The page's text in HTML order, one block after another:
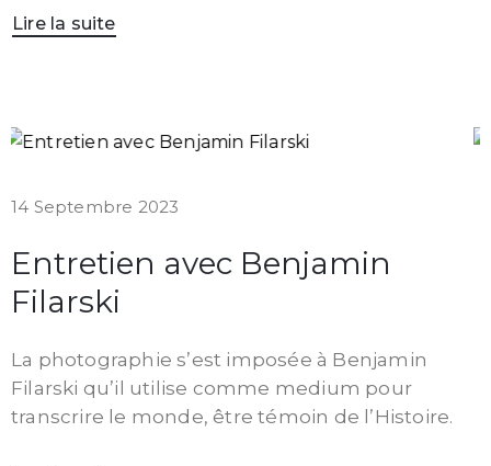
Lire la suite
14 Septembre 2023
Entretien avec Benjamin
Filarski
La photographie s’est imposée à Benjamin
Filarski qu’il utilise comme medium pour
transcrire le monde, être témoin de l’Histoire.